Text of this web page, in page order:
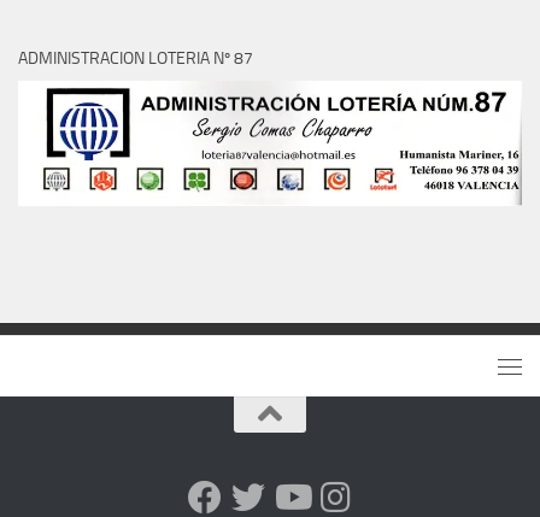
ADMINISTRACION LOTERIA Nº 87